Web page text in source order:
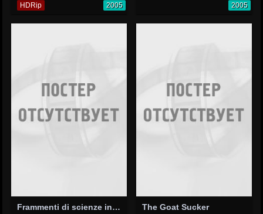
HDRip 2005 2005
Frammenti di scienze inesatte The Goat Sucker